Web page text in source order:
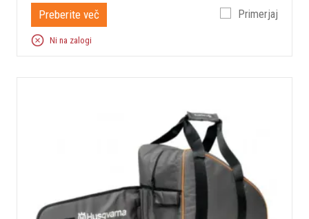
Preberite več Primerjaj
Ni na zalogi